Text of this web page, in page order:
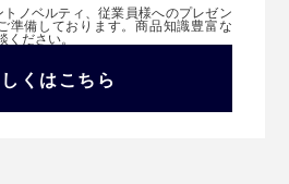
ノベルティ、従業員様へのプレゼン
準備しております。商品知識豊富な
ください。
くはこちら